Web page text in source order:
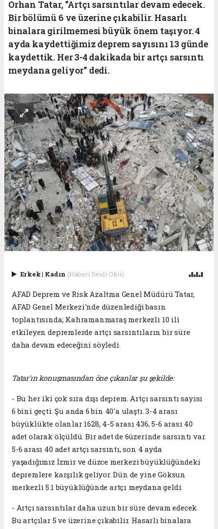
Orhan Tatar, "Artçı sarsıntılar devam edecek.
Bir bölümü 6 ve üzerine çıkabilir. Hasarlı
binalara girilmemesi büyük önem taşıyor. 4
ayda kaydettiğimiz deprem sayısını 13 günde
kaydettik. Her 3-4 dakikada bir artçı sarsıntı
meydana geliyor" dedi.
Erkek| Kadın (Haberi Sesli Oku)
AFAD Deprem ve Risk Azaltma Genel Müdürü Tatar,
AFAD Genel Merkezi'nde düzenlediği basın
toplantısında; Kahramanmaraş merkezli 10 ili
etkileyen depremlerde artçı sarsıntıların bir süre
daha devam edeceğini söyledi.
Tatar'ın konuşmasından öne çıkanlar şu şekilde:
- Bu her iki çok sıra dışı deprem. Artçı sarsıntı sayısı
6 bini geçti. Şu anda 6 bin 40'a ulaştı. 3-4 arası
büyüklükte olanlar 1628, 4-5 arası 436, 5-6 arası 40
adet olarak ölçüldü. Bir adet de 6üzerinde sarsıntı var.
5-6 arası 40 adet artçı sarsıntı, son 4 ayda
yaşadığımız İzmir ve düzce merkezi büyüklüğündeki
depremlere karşılık geliyor. Dün de yine Göksun
merkezli 5.1 büyüklüğünde artçı meydana geldi.
- Artçı sarsıntılar daha uzun bir süre devam edecek.
Bu artçılar 5 ve üzerine çıkabilir. Hasarlı binalara